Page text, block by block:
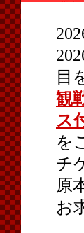
目
観
ス
を
チ
原
お